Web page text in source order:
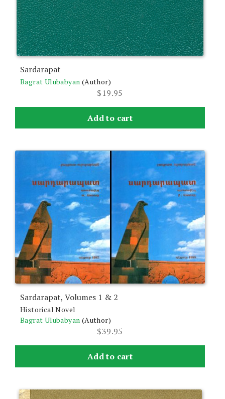
Sardarapat
Bagrat Ulubabyan (Author)
$19.95
Add to cart
Sardarapat, Volumes 1 & 2
Historical Novel
Bagrat Ulubabyan (Author)
$39.95
Add to cart